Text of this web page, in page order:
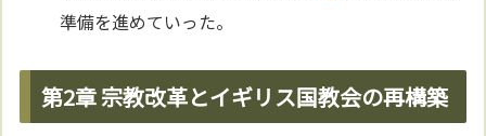
準備を進めていった。
第2章 宗教改革とイギリス国教会の再構築